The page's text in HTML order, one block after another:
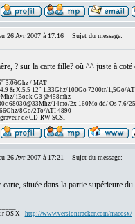
26 Avr 2007 à 17:16 Sujet du message:
? sur la carte fille? où ^^ juste à
3,06Ghz / MAT
& X.5.5 12" 1.33Ghz/100Go 7200tr/1,5Go/
iBook G3 @458mhz
68030@33Mhz/14mo/2x 160Mo dd/ Os 7.6/
8Go/2To/ATI 4890
de CD-RW SCSI
26 Avr 2007 à 17:21 Sujet du message:
carte, située dans la partie supérieure
OS X -http://www.versiontracker.com/macosx/